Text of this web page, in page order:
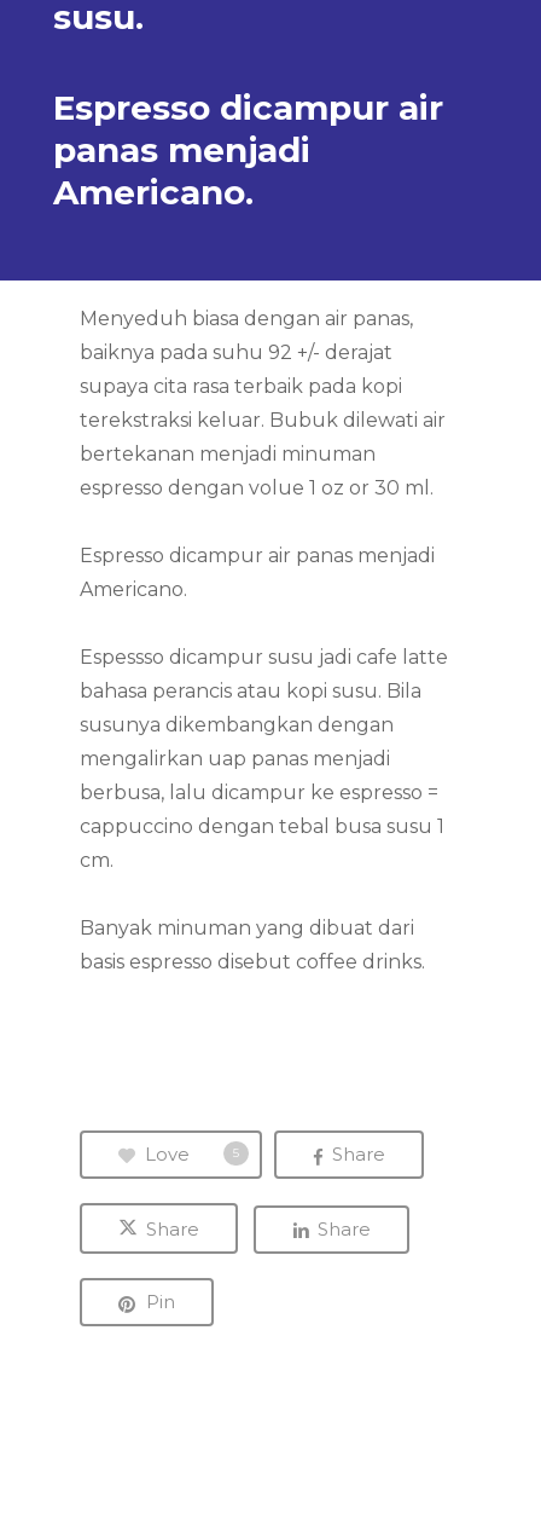
susu.
Espresso dicampur air
panas menjadi
Americano.
Menyeduh biasa dengan air panas,
baiknya pada suhu 92 +/- derajat
supaya cita rasa terbaik pada kopi
terekstraksi keluar. Bubuk dilewati air
bertekanan menjadi minuman
espresso dengan volue 1 oz or 30 ml.
Espresso dicampur air panas menjadi
Americano.
Espessso dicampur susu jadi cafe latte
bahasa perancis atau kopi susu. Bila
susunya dikembangkan dengan
mengalirkan uap panas menjadi
berbusa, lalu dicampur ke espresso =
cappuccino dengan tebal busa susu 1
cm.
Banyak minuman yang dibuat dari
basis espresso disebut coffee drinks.
Love 5 Share
Share Share
Pin